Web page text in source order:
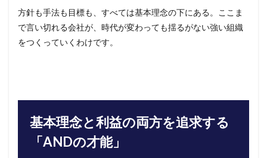
方針も手法も目標も、すべては基本理念の下にある。ここま
で言い切れる会社が、時代が変わっても揺るがない強い組織
をつくっていくわけです。
基本理念と利益の両方を追求する
「ANDの才能」